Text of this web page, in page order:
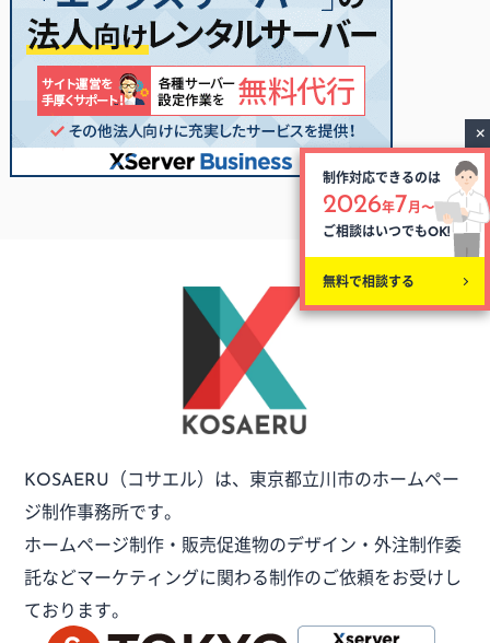
KOSAERU （コサエル）は、 東京都立川市のホームペー
ジ制作事務所です。
ホームページ制作・販売促進物のデザイン・外注制作委
託などマーケティングに関わる制作のご依頼をお受けし
ております。
制作対応できるのは
2026年7月〜
ご相談はいつでもOK!
無料で相談する